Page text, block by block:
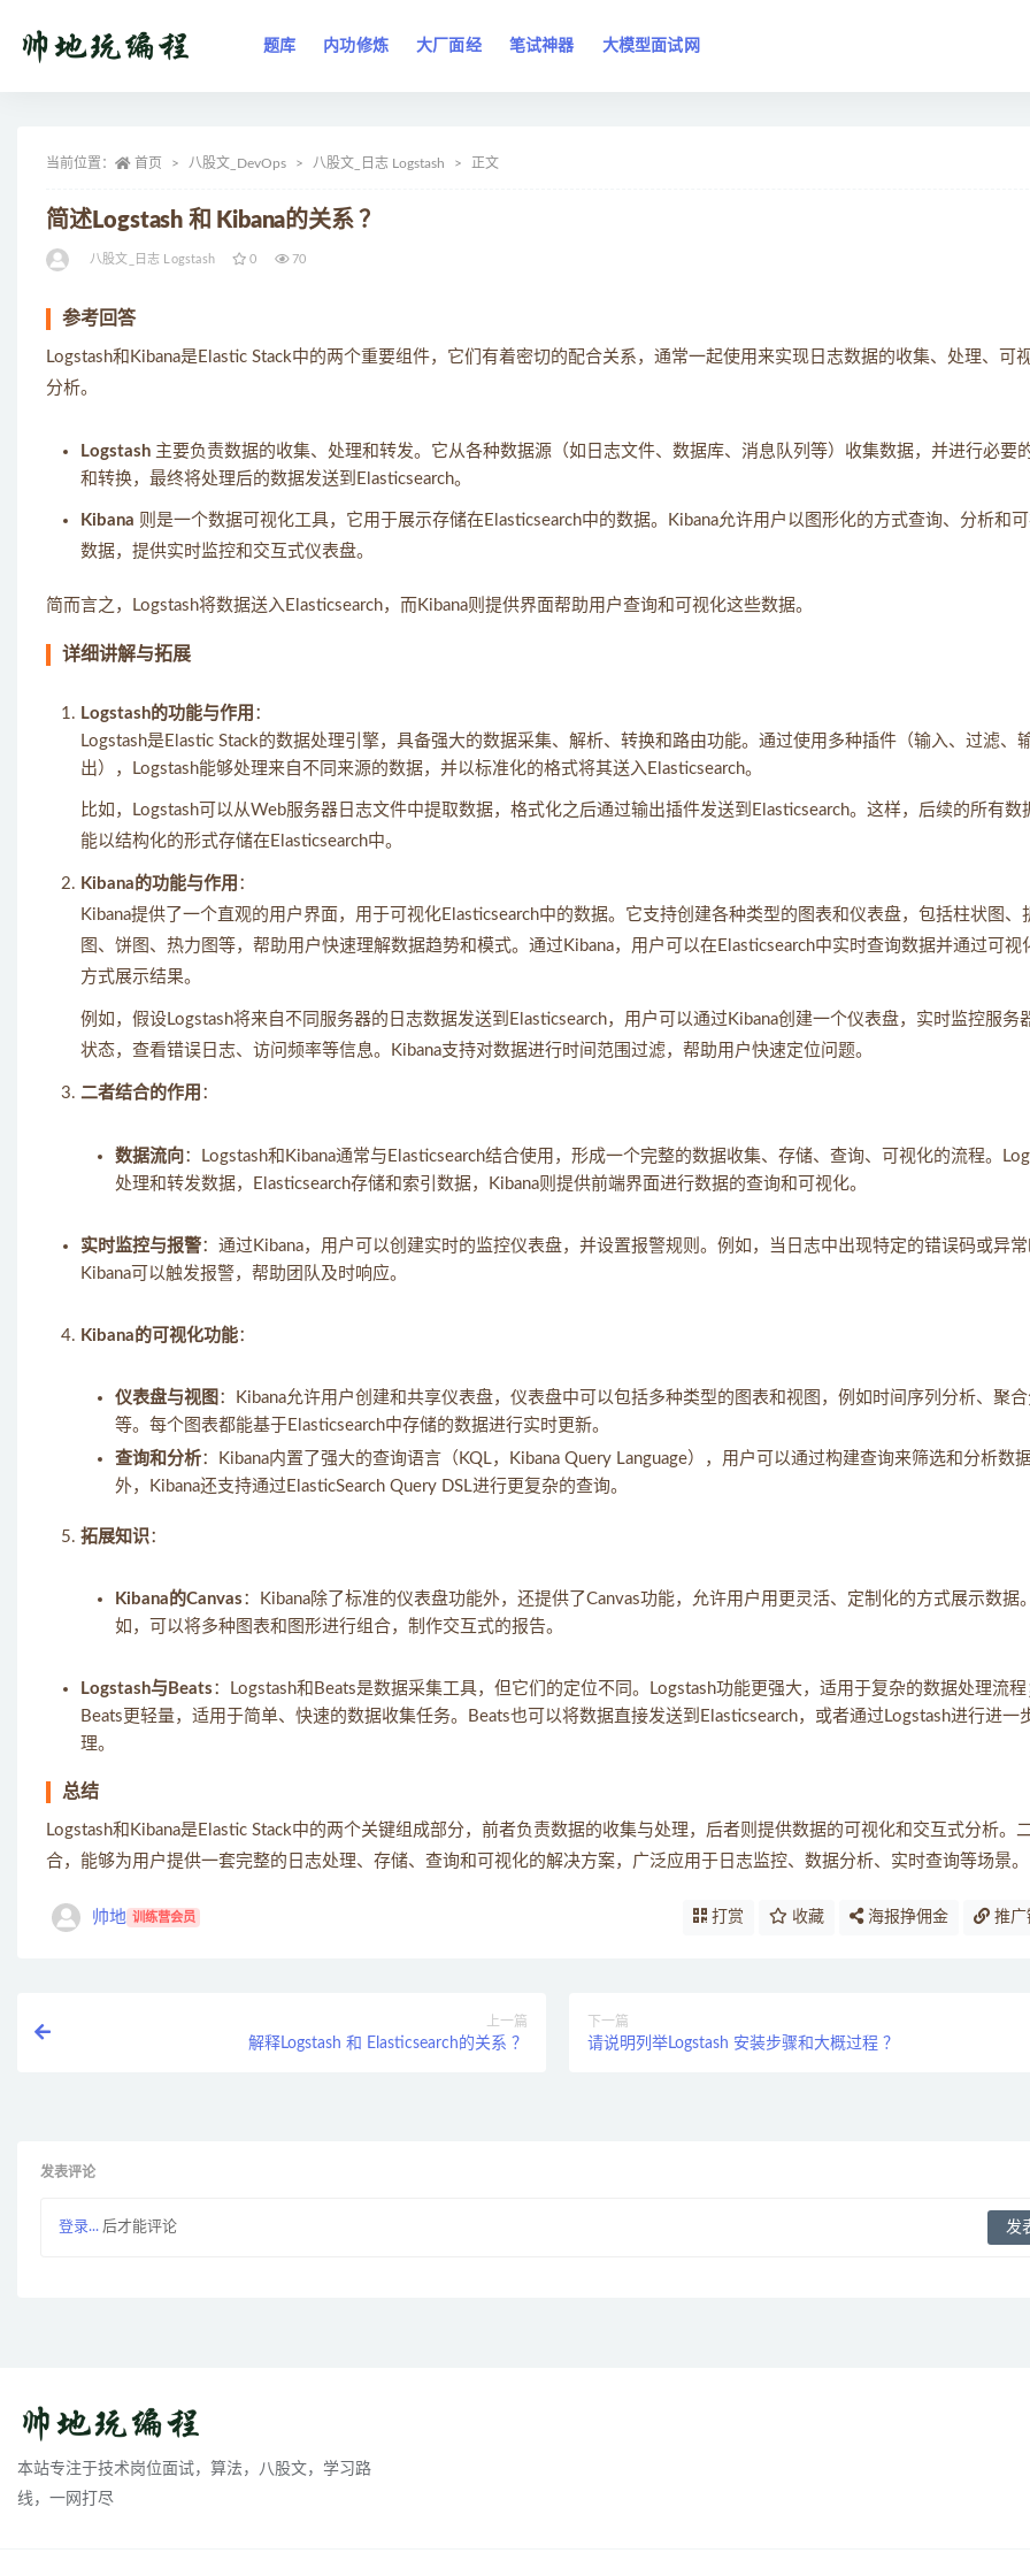
题库 内功修炼 大厂面经 笔试神器 大模型面试网
当前位置： 首页 八股文_DevOps 八股文_日志 Logstash 正文
简述Logstash 和 Kibana的关系 ？
八股文_日志 Logstash 0 70
参考回答
Logstash和Kibana是Elastic Stack中的两个重要组件，它们有着密切的配合关系，通常一起使用来实现日志数据的收集、处理、可
分析。
Logstash 主要负责数据的收集、处理和转发。它从各种数据源（如日志文件、数据库、消息队列等）收集数据，并进行必要
和转换，最终将处理后的数据发送到Elasticsearch。
Kibana 则是一个数据可视化工具，它用于展示存储在Elasticsearch中的数据。Kibana允许用户以图形化的方式查询、分析和
数据，提供实时监控和交互式仪表盘。
简而言之，Logstash将数据送入Elasticsearch，而Kibana则提供界面帮助用户查询和可视化这些数据。
详细讲解与拓展
Logstash的功能与作用 ：
Logstash是Elastic Stack的数据处理引擎，具备强大的数据采集、解析、转换和路由功能。通过使用多种插件（输入、过滤、
出），Logstash能够处理来自不同来源的数据，并以标准化的格式将其送入Elasticsearch。
比如，Logstash可以从Web服务器日志文件中提取数据，格式化之后通过输出插件发送到Elasticsearch。这样，后续的所有数
能以结构化的形式存储在Elasticsearch中。
Kibana的功能与作用 ：
Kibana提供了一个直观的用户界面，用于可视化Elasticsearch中的数据。它支持创建各种类型的图表和仪表盘，包括柱状图、
图、饼图、热力图等，帮助用户快速理解数据趋势和模式。通过Kibana，用户可以在Elasticsearch中实时查询数据并通过可视
方式展示结果。
例如，假设Logstash将来自不同服务器的日志数据发送到Elasticsearch，用户可以通过Kibana创建一个仪表盘，实时监控服务
状态，查看错误日志、访问频率等信息。Kibana支持对数据进行时间范围过滤，帮助用户快速定位问题。
二者结合的作用 ：
数据流向 ：Logstash和Kibana通常与Elasticsearch结合使用，形成一个完整的数据收集、存储、查询、可视化的流程。
处理和转发数据，Elasticsearch存储和索引数据，Kibana则提供前端界面进行数据的查询和可视化。
实时监控与报警：通过Kibana，用户可以创建实时的监控仪表盘，并设置报警规则。例如，当日志中出现特定的错误码或异常
Kibana可以触发报警，帮助团队及时响应。
Kibana的可视化功能：
仪表盘与视图 ：Kibana允许用户创建和共享仪表盘，仪表盘中可以包括多种类型的图表和视图，例如时间序列分析、聚
等。每个图表都能基于Elasticsearch中存储的数据进行实时更新。
查询和分析：Kibana内置了强大的查询语言（KQL，Kibana Query Language），用户可以通过构建查询来筛选和分析数
外，Kibana还支持通过ElasticSearch Query DSL进行更复杂的查询。
拓展知识：
Kibana的Canvas ：Kibana除了标准的仪表盘功能外，还提供了Canvas功能，允许用户用更灵活、定制化的方式展示数据
如，可以将多种图表和图形进行组合，制作交互式的报告。
Logstash与Beats ：Logstash和Beats是数据采集工具，但它们的定位不同。Logstash功能更强大，适用于复杂的数据处理流程
Beats更轻量，适用于简单、快速的数据收集任务。Beats也可以将数据直接发送到Elasticsearch，或者通过Logstash进行进一
理。
总结
Logstash和Kibana是Elastic Stack中的两个关键组成部分，前者负责数据的收集与处理，后者则提供数据的可视化和交互式分析。
合，能够为用户提供一套完整的日志处理、存储、查询和可视化的解决方案，广泛应用于日志监控、数据分析、实时查询等场景。
帅地 训练营会员 打赏 收藏 海报挣佣金 推广
上一篇
解释Logstash 和 Elasticsearch的关系 ？
下一篇
请说明列举Logstash 安装步骤和大概过程 ？
发表评论
登录... 后才能评论
本站专注于技术岗位面试，算法，八股文，学习路
线，一网打尽